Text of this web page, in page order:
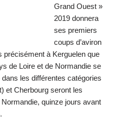
Grand Ouest »
2019 donnera
ses premiers
coups d’aviron
précisément à Kerguelen que
de Loire et de Normandie se
les différentes catégories
et Cherbourg seront les
quinze jours avant